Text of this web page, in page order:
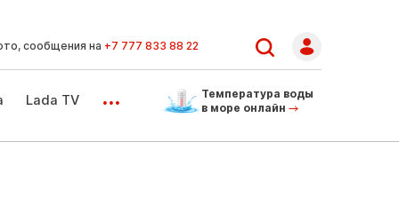
сообщения на +7 777 833 88 22
Lada TV ...
Температура воды
в море онлайн